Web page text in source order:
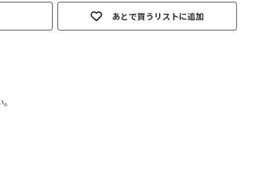
あとで買うリストに追加